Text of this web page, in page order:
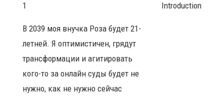
1 Introduction
В 2039 моя внучка Роза будет 21-
летней. Я оптимистичен, грядут
трансформации и агитировать
кого-то за онлайн суды будет не
нужно, как не нужно сейчас